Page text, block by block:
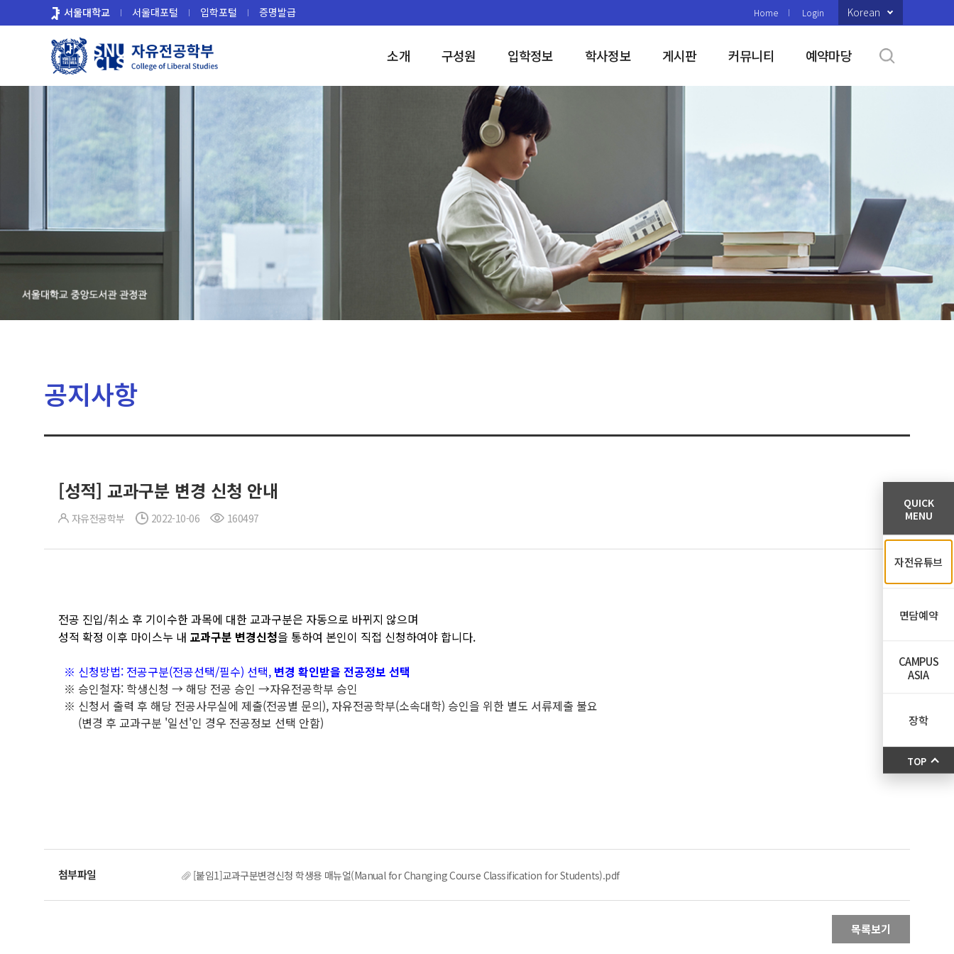
로
서울대학교 서울대포털 입학포털 증명발급 Home Login Korean
소개 구성원 입학정보 학사정보 게시판 커뮤니티 예약마당
공지사항
[성적] 교과구분 변경 신청 안내
자유전공학부 2022-10-06 160497
전공 진입/취소 후 기이수한 과목에 대한 교과구분은 자동으로 바뀌지 않으며
성적 확정 이후 마이스누 내 교과구분 변경신청을 통하여 본인이 직접 신청하여야 합니다.
※ 신청방법: 전공구분(전공선택/필수) 선택, 변경 확인받을 전공정보 선택
※ 승인철자: 학생신청 → 해당 전공 승인 →자유전공학부 승인
※ 신청서 출력 후 해당 전공사무실에 제출(전공별 문의), 자유전공학부(소속대학) 승인을 위한 별도 서류제출 불요
(변경 후 교과구분 '일선'인 경우 전공정보 선택 안함)
[붙임1]교과구분변경신청 학생용 매뉴얼(Manual for Changing Course Classification for Students).pdf
목록보기
QUICK
MENU
자전유튜브
면담예약
CAMPUS
ASIA
장학
TOP